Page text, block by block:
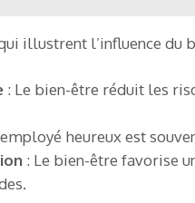
illustrent l’influence du
: Le bien-être réduit les
employé heureux est
: Le bien-être favorise